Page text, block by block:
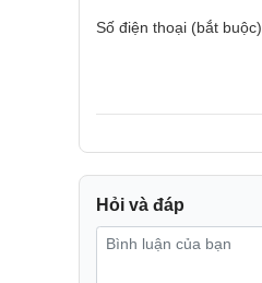
Số điện thoại (bắt buộc)
Hỏi và đáp